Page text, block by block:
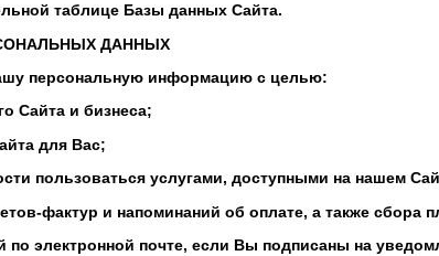
таблице Базы данных Сайта.
ДАННЫХ
персональную информацию с целью:
Сайта и бизнеса;
для Вас;
пользоваться услугами, доступными на нашем
фактур и напоминаний об оплате, а также сбора
по электронной почте, если Вы подписаны на